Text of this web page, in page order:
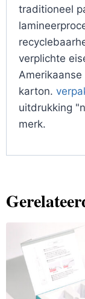
traditioneel
verplichte
karton.
uitdrukking
merk.